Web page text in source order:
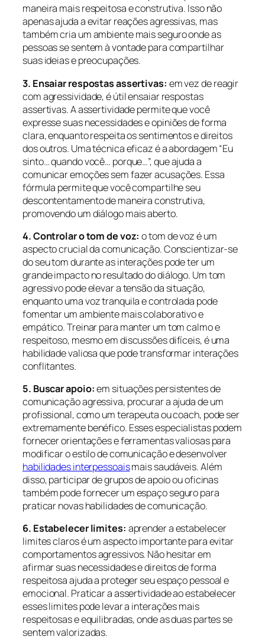
maneira mais respeitosa e construtiva. Isso não
apenas ajuda a evitar reações agressivas, mas
também cria um ambiente mais seguro onde as
pessoas se sentem à vontade para compartilhar
suas ideias e preocupações.
3. Ensaiar respostas assertivas: em vez de reagir
com agressividade, é útil ensaiar respostas
assertivas. A assertividade permite que você
expresse suas necessidades e opiniões de forma
clara, enquanto respeita os sentimentos e direitos
dos outros. Uma técnica eficaz é a abordagem “Eu
sinto… quando você… porque…”, que ajuda a
comunicar emoções sem fazer acusações. Essa
fórmula permite que você compartilhe seu
descontentamento de maneira construtiva,
promovendo um diálogo mais aberto.
4. Controlar o tom de voz: o tom de voz é um
aspecto crucial da comunicação. Conscientizar-se
do seu tom durante as interações pode ter um
grande impacto no resultado do diálogo. Um tom
agressivo pode elevar a tensão da situação,
enquanto uma voz tranquila e controlada pode
fomentar um ambiente mais colaborativo e
empático. Treinar para manter um tom calmo e
respeitoso, mesmo em discussões difíceis, é uma
habilidade valiosa que pode transformar interações
conflitantes.
5. Buscar apoio:em situações persistentes de
comunicação agressiva, procurar a ajuda de um
profissional, como um terapeuta ou coach, pode ser
extremamente benéfico. Esses especialistas podem
fornecer orientações e ferramentas valiosas para
modificar o estilo de comunicação e desenvolver
habilidades interpessoaismais saudáveis. Além
disso, participar de grupos de apoio ou oficinas
também pode fornecer um espaço seguro para
praticar novas habilidades de comunicação.
6. Estabelecer limites: aprender a estabelecer
limites claros é um aspecto importante para evitar
comportamentos agressivos. Não hesitar em
afirmar suas necessidades e direitos de forma
respeitosa ajuda a proteger seu espaço pessoal e
emocional. Praticar a assertividade ao estabelecer
esses limites pode levar a interações mais
respeitosas e equilibradas, onde as duas partes se
sentem valorizadas.